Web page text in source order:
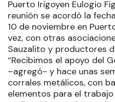
Puerto Irigoyen Eulogio
reunión se acordó la
10 de noviembre en
vez, con otras
Sauzalito y productores
“Recibimos el apoyo del
–agregó- y hace unas
corrales metálicos, con
elementos para el